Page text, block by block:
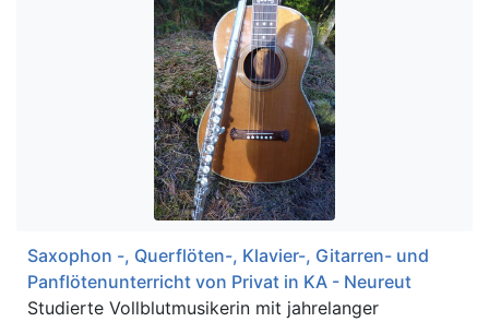
Saxophon -, Querflöten-, Klavier-, Gitarren- und
Panflötenunterricht von Privat in KA - Neureut
Studierte ​Vollblutmusikerin mit jahrelanger